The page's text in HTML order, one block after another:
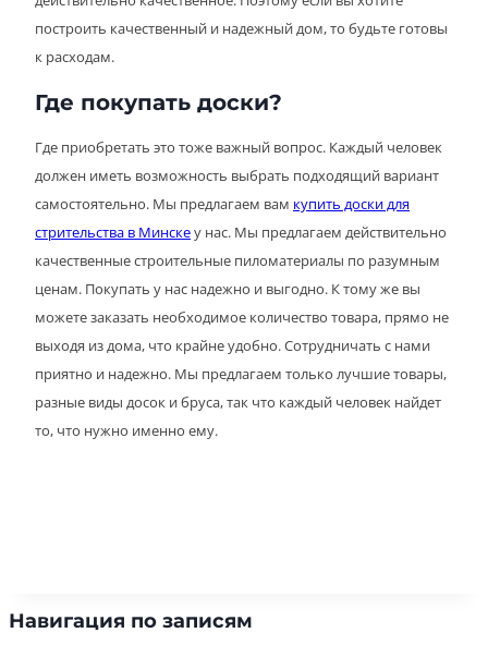
построить качественный и надежный дом, то будьте готовы
к расходам.
Где покупать доски?
Где приобретать это тоже важный вопрос. Каждый человек
должен иметь возможность выбрать подходящий вариант
самостоятельно. Мы предлагаем вам купить доски для
стрительства в Минскеу нас. Мы предлагаем действительно
качественные строительные пиломатериалы по разумным
ценам. Покупать у нас надежно и выгодно. К тому же вы
можете заказать необходимое количество товара, прямо не
выходя из дома, что крайне удобно. Сотрудничать с нами
приятно и надежно. Мы предлагаем только лучшие товары,
разные виды досок и бруса, так что каждый человек найдет
то, что нужно именно ему.
Навигация по записям